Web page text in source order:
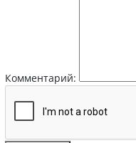
Комментарий: